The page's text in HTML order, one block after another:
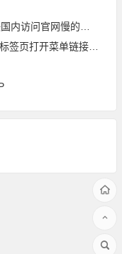
慢的方法（亲测有效）
页打开菜单链接方法